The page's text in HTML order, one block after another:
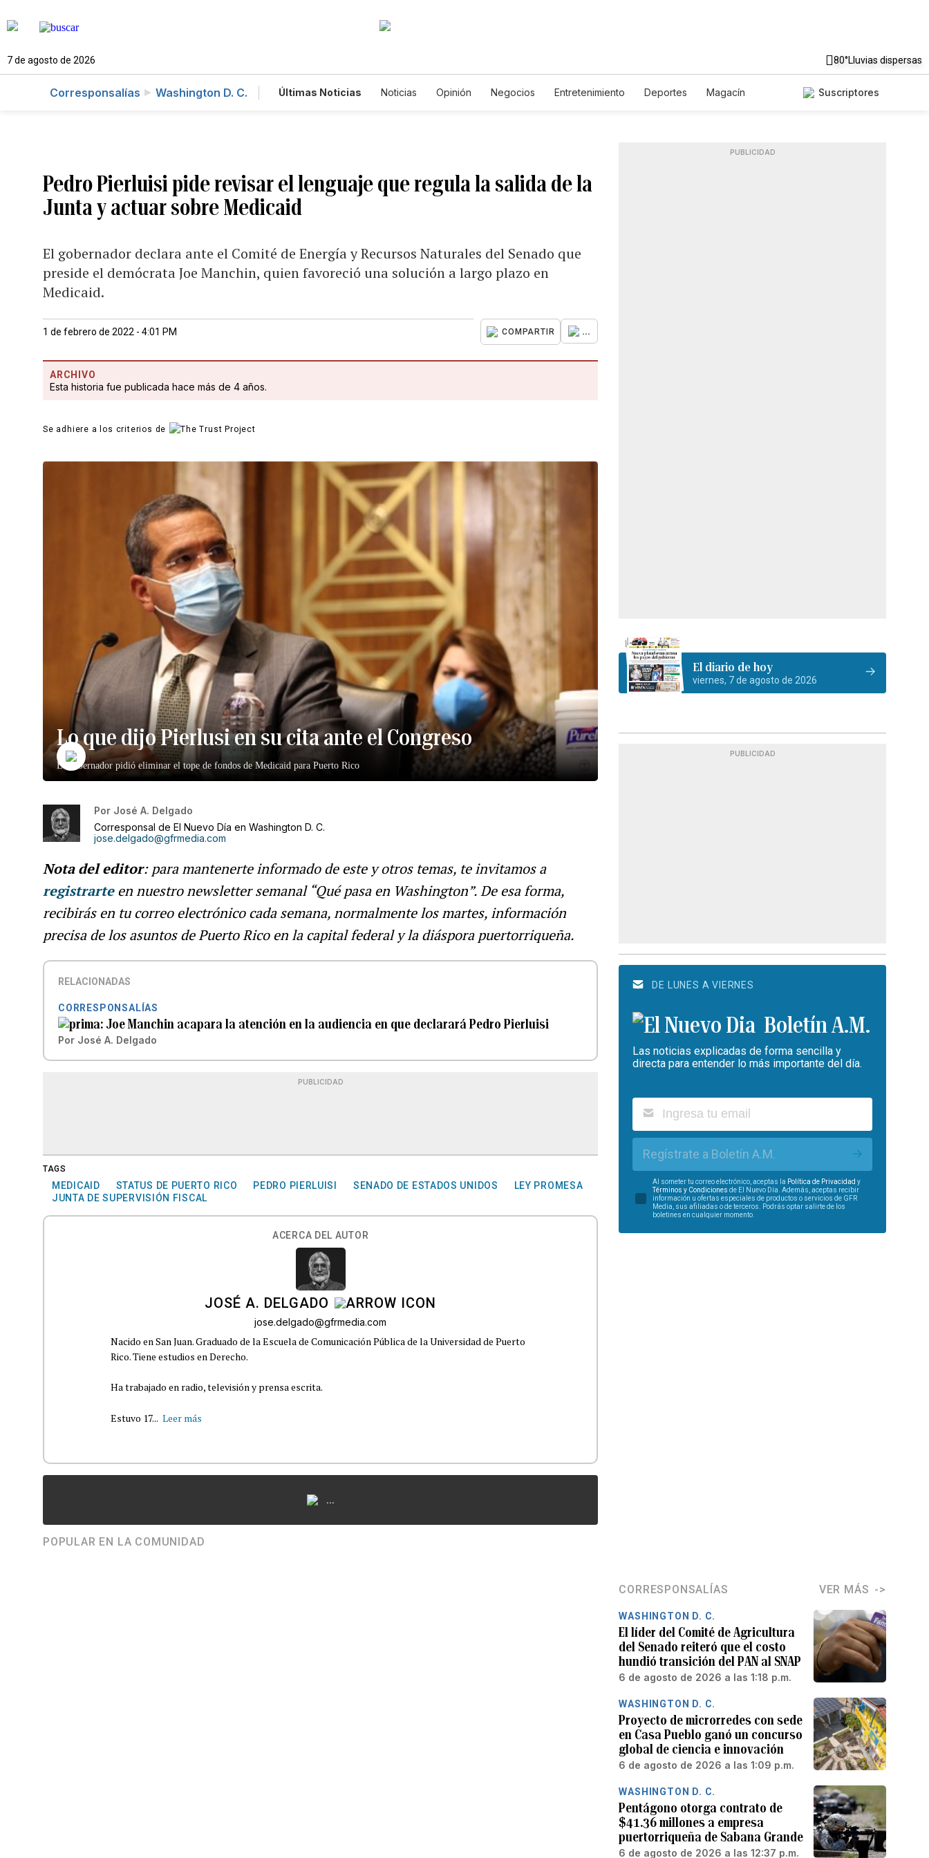
7 de agosto de 2026 80°Lluvias dispersas
Corresponsalías Washington D. C. Últimas Noticias Noticias Opinión Negocios Entretenimiento Deportes
Magacín
Suscriptores
Pedro Pierluisi pide revisar el lenguaje que regula la salida de la
Junta y actuar sobre Medicaid
El gobernador declara ante el Comité de Energía y Recursos Naturales del Senado que
preside el demócrata Joe Manchin, quien favoreció una solución a largo plazo en
Medicaid.
1 de febrero de 2022 - 4:01 PM COMPARTIR ...
ARCHIVO
Esta historia fue publicada hace más de 4 años.
Se adhiere a los criterios de
Lo que dijo Pierlusi en su cita ante el Congreso
El gobernador pidió eliminar el tope de fondos de Medicaid para Puerto Rico
Por José A. Delgado
Corresponsal de El Nuevo Día en Washington D. C.
jose.delgado@gfrmedia.com
Nota del editor: para mantenerte informado de este y otros temas, te invitamos a
registrarteen nuestro newsletter semanal “Qué pasa en Washington”. De esa forma,
recibirás en tu correo electrónico cada semana, normalmente los martes, información
precisa de los asuntos de Puerto Rico en la capital federal y la diáspora puertorriqueña.
RELACIONADAS
CORRESPONSALÍAS
Joe Manchin acapara la atención en la audiencia en que declarará Pedro Pierluisi
Por José A. Delgado
PUBLICIDAD
TAGS
MEDICAID STATUS DE PUERTO RICO PEDRO PIERLUISI SENADO DE ESTADOS UNIDOS
LEY PROMESA
JUNTA DE SUPERVISIÓN FISCAL
ACERCA DEL AUTOR
JOSÉ A. DELGADO
jose.delgado@gfrmedia.com
Nacido en San Juan. Graduado de la Escuela de Comunicación Pública de la Universidad de Puerto
Rico. Tiene estudios en Derecho.
Ha trabajado en radio, televisión y prensa escrita.
Estuvo 17... Leer más
...
POPULAR EN LA COMUNIDAD
PUBLICIDAD
El diario de hoy
viernes, 7 de agosto de 2026
PUBLICIDAD
DE LUNES A VIERNES
Boletín A.M.
Las noticias explicadas de forma sencilla y
directa para entender lo más importante del día.
Regístrate a Boletín A.M.
Al someter tu correo electrónico, aceptas la Política de Privacidad y
Términos y Condiciones de El Nuevo Día. Además, aceptas recibir
información u ofertas especiales de productos o servicios de GFR
Media, sus afiliadas o de terceros. Podrás optar salirte de los
boletines en cualquier momento.
CORRESPONSALÍAS VER MÁS
WASHINGTON D. C.
El líder del Comité de Agricultura
del Senado reiteró que el costo
hundió transición del PAN al SNAP
6 de agosto de 2026 a las 1:18 p.m.
WASHINGTON D. C.
Proyecto de microrredes con sede
en Casa Pueblo ganó un concurso
global de ciencia e innovación
6 de agosto de 2026 a las 1:09 p.m.
WASHINGTON D. C.
Pentágono otorga contrato de
$41.36 millones a empresa
puertorriqueña de Sabana Grande
6 de agosto de 2026 a las 12:37 p.m.